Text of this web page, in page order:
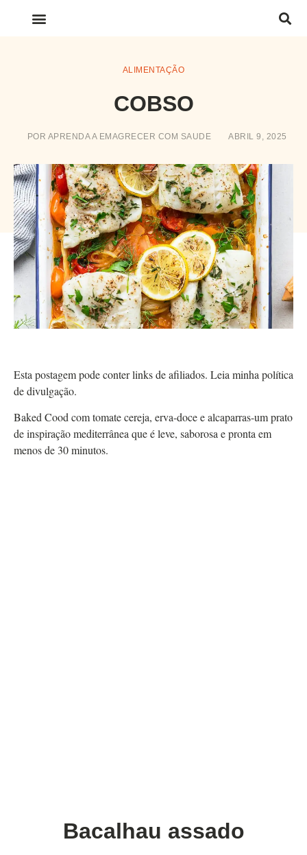
ALIMENTAÇÃO
COBSO
POR APRENDA A EMAGRECER COM SAUDE ABRIL 9, 2025
Esta postagem pode conter links de afiliados. Leia minha política
de divulgação.
Baked Cood com tomate cereja, erva-doce e alcaparras-um prato
de inspiração mediterrânea que é leve, saborosa e pronta em
menos de 30 minutos.
Bacalhau assado